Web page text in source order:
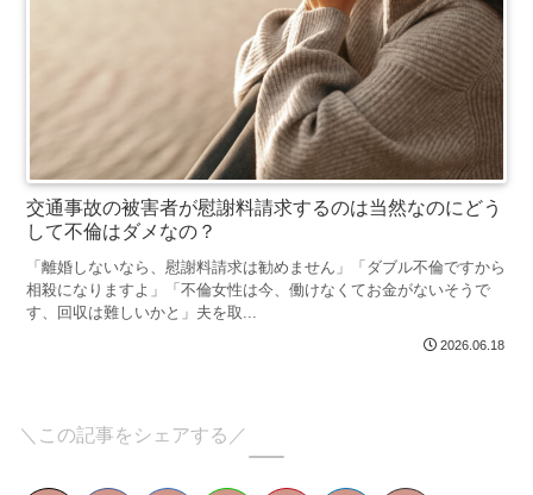
交通事故の被害者が慰謝料請求するのは当然なのにどう
して不倫はダメなの？
「離婚しないなら、慰謝料請求は勧めません」「ダブル不倫ですから
相殺になりますよ」「不倫女性は今、働けなくてお金がないそうで
す、回収は難しいかと」夫を取...
2026.06.18
＼この記事をシェアする／